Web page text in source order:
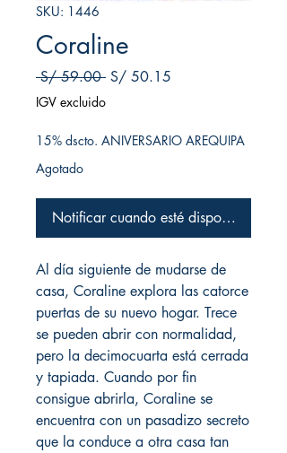
SKU: 1446
Coraline
S/ 59.00 Precio
S/ 50.15
IGV excluido
15% dscto. ANIVERSARIO AREQUIPA
Agotado
Notificar cuando esté disponible
Al día siguiente de mudarse de
casa, Coraline explora las catorce
puertas de su nuevo hogar. Trece
se pueden abrir con normalidad,
pero la decimocuarta está cerrada
y tapiada. Cuando por fin
consigue abrirla, Coraline se
encuentra con un pasadizo secreto
que la conduce a otra casa tan